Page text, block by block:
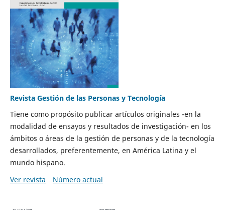
Revista Gestión de las Personas y Tecnología
Tiene como propósito publicar artículos originales -en la
modalidad de ensayos y resultados de investigación- en los
ámbitos o áreas de la gestión de personas y de la tecnología
desarrollados, preferentemente, en América Latina y el
mundo hispano.
Ver revista
Número actual